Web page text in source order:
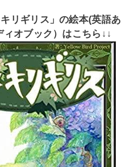
キリギリス」の絵本(英語あ
ィオブック）はこちら↓↓